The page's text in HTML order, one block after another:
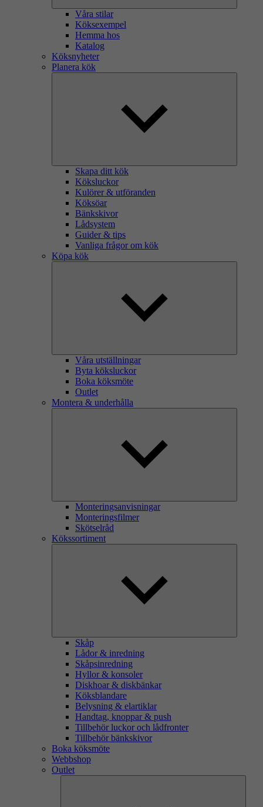
Våra stilar
Köksexempel
Hemma hos
Katalog
Köksnyheter
Planera kök
Skapa ditt kök
Köksluckor
Kulörer & utföranden
Köksöar
Bänkskivor
Lådsystem
Guider & tips
Vanliga frågor om kök
Köpa kök
Våra utställningar
Byta köksluckor
Boka köksmöte
Outlet
Montera & underhålla
Monteringsanvisningar
Monteringsfilmer
Skötselråd
Kökssortiment
Skåp
Lådor & inredning
Skåpsinredning
Hyllor & konsoler
Diskhoar & diskbänkar
Köksblandare
Belysning & elartiklar
Handtag, knoppar & push
Tillbehör luckor och lådfronter
Tillbehör bänkskivor
Boka köksmöte
Webbshop
Outlet